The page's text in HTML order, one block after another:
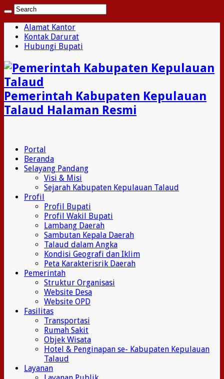
Alamat Kantor
Kontak Darurat
Hubungi Bupati
Pemerintah Kabupaten Kepulauan
Talaud Halaman Resmi
Portal
Beranda
Selayang Pandang
Visi & Misi
Sejarah Kabupaten Kepulauan Talaud
Profil
Profil Bupati
Profil Wakil Bupati
Lambang Daerah
Sambutan Kepala Daerah
Talaud dalam Angka
Kondisi Geografi dan Iklim
Peta Karakterisrik Daerah
Pemerintah
Struktur Organisasi
Website Desa
Website OPD
Fasilitas
Transportasi
Rumah Sakit
Objek Wisata
Hotel & Penginapan se- Kabupaten Kepulauan
Talaud
Layanan